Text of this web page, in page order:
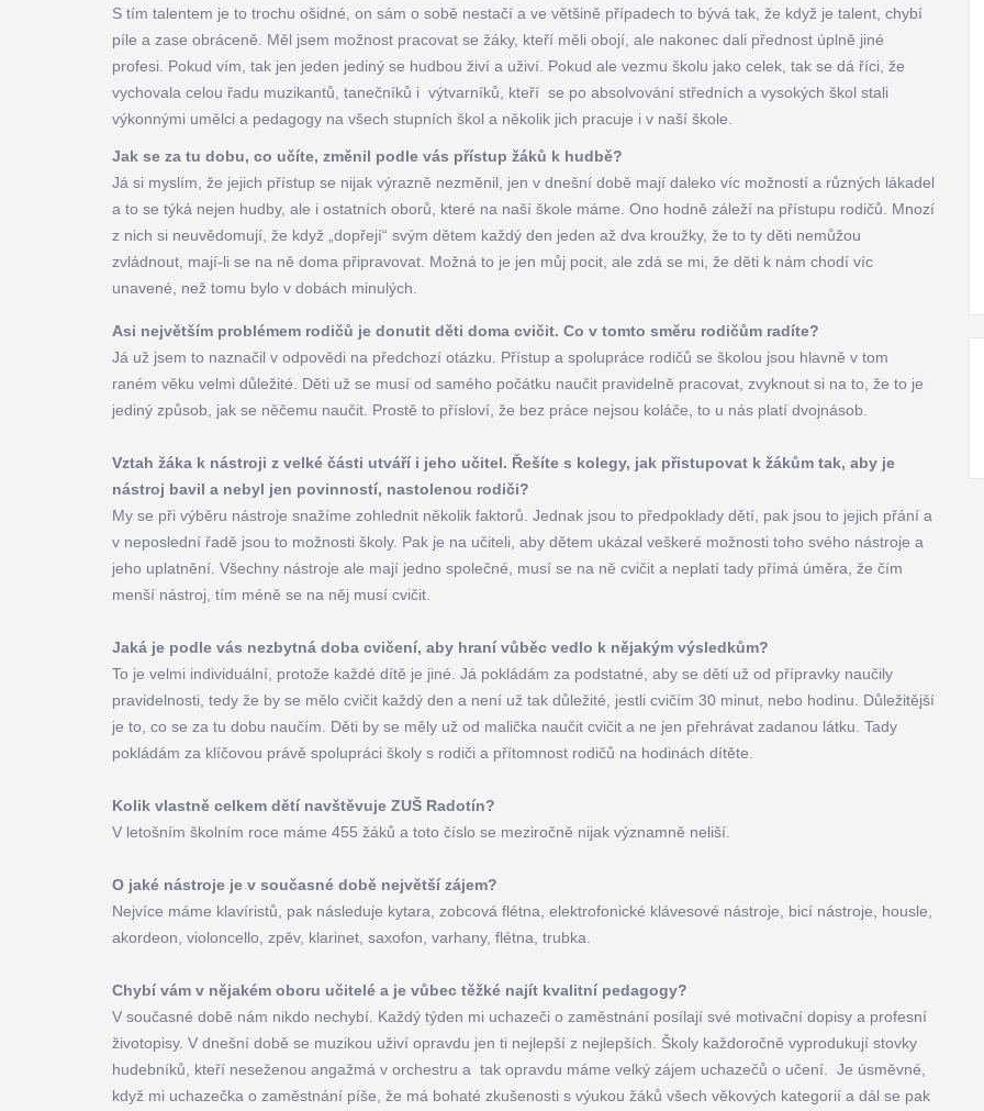
S tím talentem je to trochu ošidné, on sám o sobě nestačí a ve většině případech to bývá tak, že když je talent, chybí
píle a zase obráceně. Měl jsem možnost pracovat se žáky, kteří měli obojí, ale nakonec dali přednost úplně jiné
profesi. Pokud vím, tak jen jeden jediný se hudbou živí a uživí. Pokud ale vezmu školu jako celek, tak se dá říci, že
vychovala celou řadu muzikantů, tanečníků i výtvarníků, kteří se po absolvování středních a vysokých škol stali
výkonnými umělci a pedagogy na všech stupních škol a několik jich pracuje i v naší škole.
Jak se za tu dobu, co učíte, změnil podle vás přístup žáků k hudbě?
Já si myslím, že jejich přístup se nijak výrazně nezměnil, jen v dnešní době mají daleko víc možností a různých lákadel
a to se týká nejen hudby, ale i ostatních oborů, které na naší škole máme. Ono hodně záleží na přístupu rodičů. Mnozí
z nich si neuvědomují, že když „dopřejí“ svým dětem každý den jeden až dva kroužky, že to ty děti nemůžou
zvládnout, mají-li se na ně doma připravovat. Možná to je jen můj pocit, ale zdá se mi, že děti k nám chodí víc
unavené, než tomu bylo v dobách minulých.
Asi největším problémem rodičů je donutit děti doma cvičit. Co v tomto směru rodičům radíte?
Já už jsem to naznačil v odpovědi na předchozí otázku. Přístup a spolupráce rodičů se školou jsou hlavně v tom
raném věku velmi důležité. Děti už se musí od samého počátku naučit pravidelně pracovat, zvyknout si na to, že to je
jediný způsob, jak se něčemu naučit. Prostě to přísloví, že bez práce nejsou koláče, to u nás platí dvojnásob.
Vztah žáka k nástroji z velké části utváří i jeho učitel. Řešíte s kolegy, jak přistupovat k žákům tak, aby je
nástroj bavil a nebyl jen povinností, nastolenou rodiči?
My se při výběru nástroje snažíme zohlednit několik faktorů. Jednak jsou to předpoklady dětí, pak jsou to jejich přání a
v neposlední řadě jsou to možnosti školy. Pak je na učiteli, aby dětem ukázal veškeré možnosti toho svého nástroje a
jeho uplatnění. Všechny nástroje ale mají jedno společné, musí se na ně cvičit a neplatí tady přímá úměra, že čím
menší nástroj, tím méně se na něj musí cvičit.
Jaká je podle vás nezbytná doba cvičení, aby hraní vůběc vedlo k nějakým výsledkům?
To je velmi individuální, protože každé dítě je jiné. Já pokládám za podstatné, aby se děti už od přípravky naučily
pravidelnosti, tedy že by se mělo cvičit každý den a není už tak důležité, jestli cvičím 30 minut, nebo hodinu. Důležitější
je to, co se za tu dobu naučím. Děti by se měly už od malička naučit cvičit a ne jen přehrávat zadanou látku. Tady
pokládám za klíčovou právě spolupráci školy s rodiči a přítomnost rodičů na hodinách dítěte.
Kolik vlastně celkem dětí navštěvuje ZUŠ Radotín?
V letošním školním roce máme 455 žáků a toto číslo se meziročně nijak významně neliší.
O jaké nástroje je v současné době největší zájem?
Nejvíce máme klavíristů, pak následuje kytara, zobcová flétna, elektrofonické klávesové nástroje, bicí nástroje, housle,
akordeon, violoncello, zpěv, klarinet, saxofon, varhany, flétna, trubka.
Chybí vám v nějakém oboru učitelé a je vůbec těžké najít kvalitní pedagogy?
V současné době nám nikdo nechybí. Každý týden mi uchazeči o zaměstnání posílají své motivační dopisy a profesní
životopisy. V dnešní době se muzikou uživí opravdu jen ti nejlepší z nejlepších. Školy každoročně vyprodukují stovky
hudebníků, kteří neseženou angažmá v orchestru a tak opravdu máme velký zájem uchazečů o učení. Je úsměvné,
když mi uchazečka o zaměstnání píše, že má bohaté zkušenosti s výukou žáků všech věkových kategorií a dál se pak